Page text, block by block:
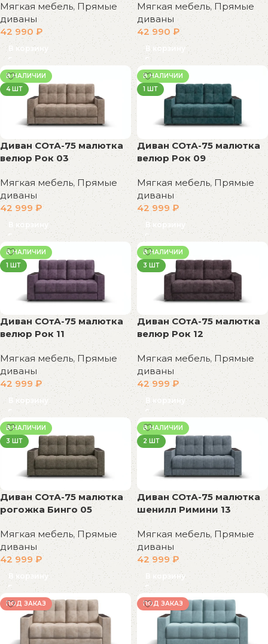
Мягкая мебель, Прямые
диваны
42 990 ₽
В корзину
Мягкая мебель,Прямые
диваны
42 990 ₽
В корзину
В НАЛИЧИИ
4 ШТ
Диван СОтА-75 малютка
велюр Рок 03
Мягкая мебель,Прямые
диваны
42 999 ₽
В корзину
В НАЛИЧИИ
1 ШТ
Диван СОтА-75 малютка
велюр Рок 09
Мягкая мебель, Прямые
диваны
42 999 ₽
В корзину
В НАЛИЧИИ
1 ШТ
Диван СОтА-75 малютка
велюр Рок 11
Мягкая мебель, Прямые
диваны
42 999₽
В корзину
В НАЛИЧИИ
3 ШТ
Диван СОтА-75 малютка
велюр Рок 12
Мягкая мебель, Прямые
диваны
42 999₽
В корзину
В НАЛИЧИИ
3 ШТ
Диван СОтА-75 малютка
рогожка Бинго 05
Мягкая мебель,Прямые
диваны
42 999₽
В корзину
В НАЛИЧИИ
2 ШТ
Диван СОтА-75 малютка
шенилл Римини 13
Мягкая мебель, Прямые
диваны
42 999₽
В корзину
ПОД ЗАКАЗ ПОД ЗАКАЗ